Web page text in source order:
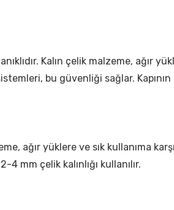
Kalın çelik malzeme, ağır
bu güvenliği sağlar. Kapının
ağır yüklere ve sık kullanıma
mm çelik kalınlığı kullanılır.